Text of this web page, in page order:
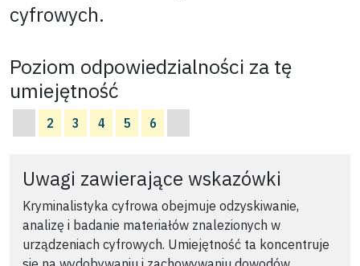
cyfrowych.
Poziom odpowiedzialności za tę
umiejętność
2 3 4 5 6
Uwagi zawierające wskazówki
Kryminalistyka cyfrowa obejmuje odzyskiwanie,
analizę i badanie materiałów znalezionych w
urządzeniach cyfrowych. Umiejętność ta koncentruje